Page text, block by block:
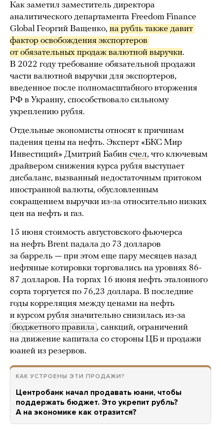
Как заметил заместитель директора
аналитического департамента Freedom Finance
Global Георгий Ващенко, на рубль также давит
фактор освобождения экспортеров
от обязательных продаж валютной выручки.
В 2022 году требование обязательной продажи
части валютной выручки для экспортеров,
введенное после полномасштабного вторжения
РФ в Украину, способствовало сильному
укреплению рубля.
Отдельные экономисты относят к причинам
падения цены на нефть. Эксперт «БКС Мир
Инвестиций» Дмитрий Бабин счел, что ключевым
драйвером снижения курса рубля выступает
дисбаланс, вызванный недостаточным притоком
иностранной валюты, обусловленным
сокращением выручки из-за относительно низких
цен на нефть и газ.
15 июня стоимость августовского фьючерса
на нефть Brent падала до 73 долларов
за баррель — при этом еще пару месяцев назад
нефтяные котировки торговались на уровнях 86-
87 долларов. На торгах 16 июня нефть эталонного
сорта торгуется по 76,23 доллара. В последние
годы корреляция между ценами на нефть
и курсом рубля значительно снизилась из-за
бюджетного правила , санкций, ограничений
на движение капитала со стороны ЦБ и продажи
юаней из резервов.
КАК УСТРОЕНЫ ЭТИ ПРОДАЖИ?
Центробанк начал продавать юани, чтобы
поддержать бюджет. Это укрепит рубль?
А на экономике как отразится?